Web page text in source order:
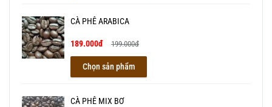
CÀ PHÊ ARABICA
189.000đ 199.000đ
Chọn sản phẩm
CÀ PHÊ MIX BƠ